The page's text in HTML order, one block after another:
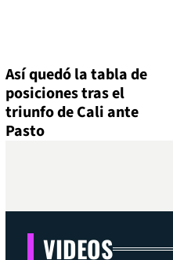
Así quedó la tabla de
posiciones tras el
triunfo de Cali ante
Pasto
VIDEOS